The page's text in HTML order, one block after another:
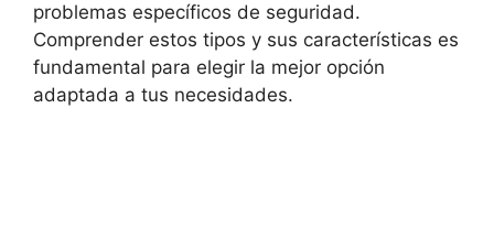
problemas ⁢específicos⁤ de seguridad.​
Comprender estos ​tipos y sus ‍características⁣ es‌
fundamental ⁣para elegir la ⁣mejor opción ​
adaptada a tus ‍necesidades.